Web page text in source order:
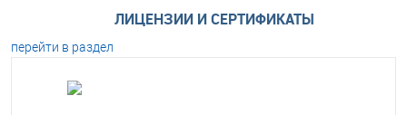
ЛИЦЕНЗИИ И СЕРТИФИКАТЫ
перейти в раздел